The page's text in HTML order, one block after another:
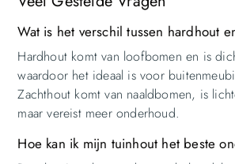
Wat is het verschil tussen hardhout
Hardhout komt van loofbomen en is
waardoor het ideaal is voor
Zachthout komt van naaldbomen, is
maar vereist meer onderhoud.
Hoe kan ik mijn tuinhout het beste